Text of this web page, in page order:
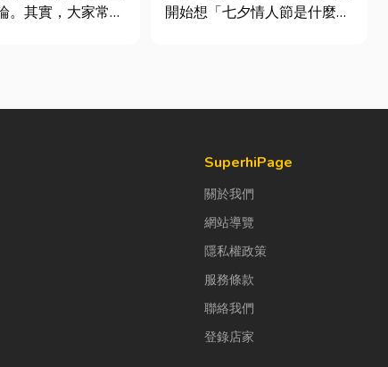
。其實，大家常說
開始想「七夕情人節是什麼時
「七夕情...SuperhiPage
關於我們
網站導覽
隱私權政策
服務條款
聯絡我們
登錄店家